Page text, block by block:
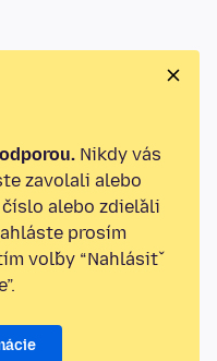
Nikdy vás
zavolali alebo
alebo zdieľali
prosím
voľby “Nahlásiť